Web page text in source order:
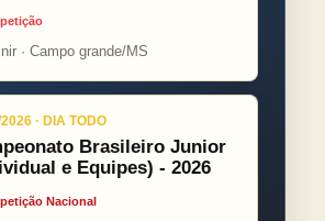
· Campo grande/MS
· DIA TODO
Brasileiro Junior
e Equipes) - 2026
Nacional